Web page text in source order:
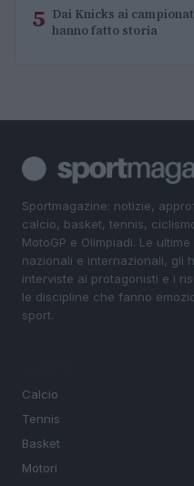
5 Dai Knicks ai
hanno fatto storia
Sportmagazine: notizie,
calcio, basket, tennis,
MotoGP e Olimpiadi. Le
nazionali e internazionali, gli
interviste ai protagonisti e i
le discipline che fanno
sport.
Calcio
Tennis
Basket
Motori